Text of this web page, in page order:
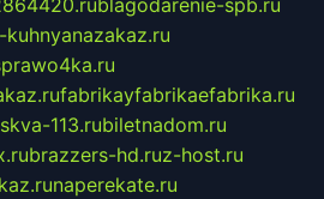
blagodarenie-spb.ru
fabrikayfabrikaefabrika.ru
113.rubiletnadom.ru
brazzers-hd.ruz-host.ru
naperekate.ru